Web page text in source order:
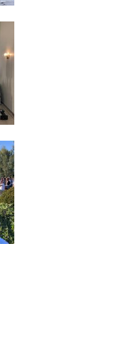
2021
Meltières
2021
de Serrant :
Logis de